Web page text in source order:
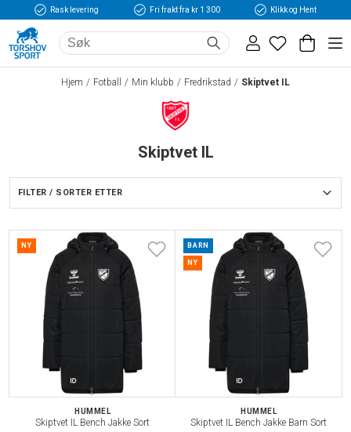
Rask levering Fri frakt fra kr 1 300 Klikk og Hent
Hjem Fotball Min klubb Fredrikstad Skiptvet IL
Skiptvet IL
FILTER / SORTER ETTER
NY
HUMMEL
Skiptvet IL Bench Jakke Sort
BARN
NY
HUMMEL
Skiptvet IL Bench Jakke Barn Sort